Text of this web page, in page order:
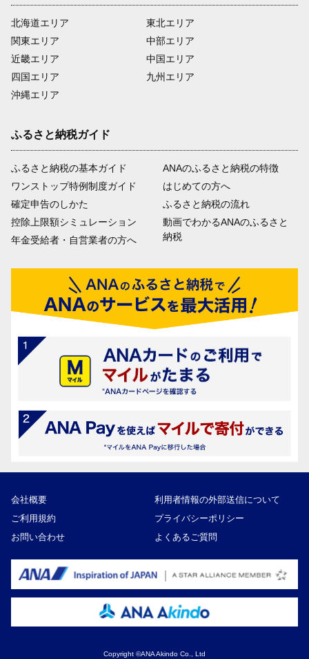
北海道エリア
関東エリア
近畿エリア
四国エリア
沖縄エリア
東北エリア
中部エリア
中国エリア
九州エリア
ふるさと納税ガイド
ふるさと納税の基本ガイド
ワンストップ特例制度ガイド
確定申告のしかた
控除上限額シミュレーション
年金受給者・自営業者の方へ
ANAのふるさと納税の特徴
はじめての方へ
ふるさと納税の流れ
動画でわかるANAのふるさと
納税
会社概要
利用者情報の外部送信について
ご利用規約
プライバシーポリシー
お問い合わせ
よくあるご質問
Copyright ©ANA Akindo Co., Ltd